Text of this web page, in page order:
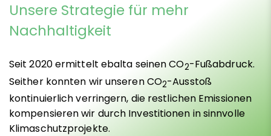
Unsere Strategie für mehr
Nachhaltigkeit
Seit 2020 ermittelt ebalta seinen CO2-Fußabdruck.
Seither konnten wir unseren CO2-Ausstoß
kontinuierlich verringern, die restlichen Emissionen
kompensieren wir durch Investitionen in sinnvolle
Klimaschutzprojekte.